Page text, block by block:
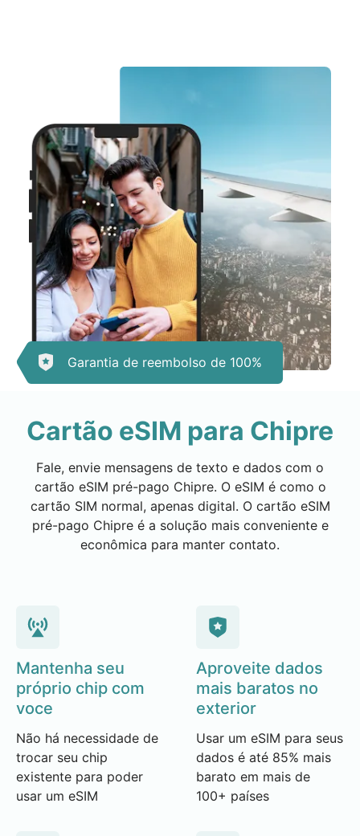
Garantia de reembolso de 100%
Cartão eSIM para Chipre
Fale, envie mensagens de texto e dados com o
cartão eSIM pré-pago Chipre. O eSIM é como o
cartão SIM normal, apenas digital. O cartão eSIM
pré-pago Chipre é a solução mais conveniente e
econômica para manter contato.
Mantenha seu
próprio chip com
voce
Não há necessidade de
trocar seu chip
existente para poder
usar um eSIM
Aproveite dados
mais baratos no
exterior
Usar um eSIM para seus
dados é até 85% mais
barato em mais de
100+ países